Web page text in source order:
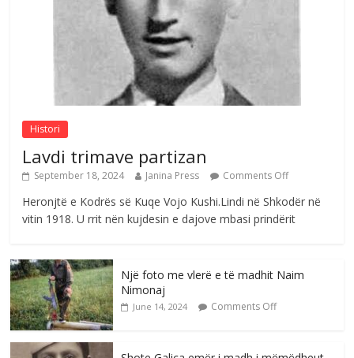
Postim me vlera nga artistja e mirëfilltë
Mimoza Gjoni
August 6, 2026 Comments Off
Histori
Lavdi trimave partizan
September 18, 2024 Janina Press Comments Off
Heronjtë e Kodrës së Kuqe Vojo Kushi.Lindi në Shkodër në
vitin 1918. U rrit nën kujdesin e dajove mbasi prindërit
Një foto me vlerë e të madhit Naim
Nimonaj
June 14, 2024 Comments Off